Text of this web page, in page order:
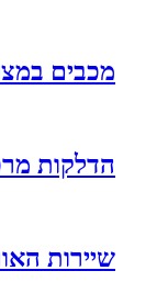
מכבים
הדלקות
שיירות